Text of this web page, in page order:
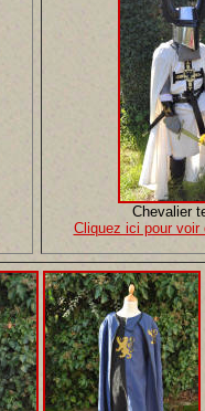
Chevalier
Cliquez ici pour voir